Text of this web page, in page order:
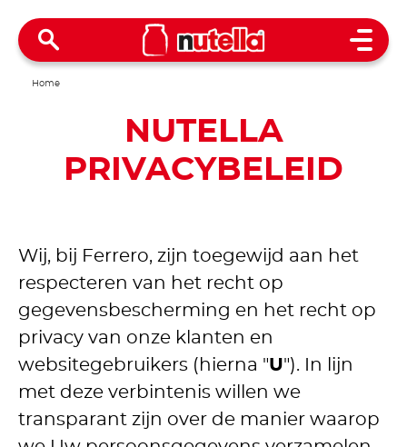
Open
Home
NUTELLA
PRIVACYBELEID
Wij, bij Ferrero, zijn toegewijd aan het
respecteren van het recht op
gegevensbescherming en het recht op
privacy van onze klanten en
websitegebruikers (hierna "U"). In lijn
met deze verbintenis willen we
transparant zijn over de manier waarop